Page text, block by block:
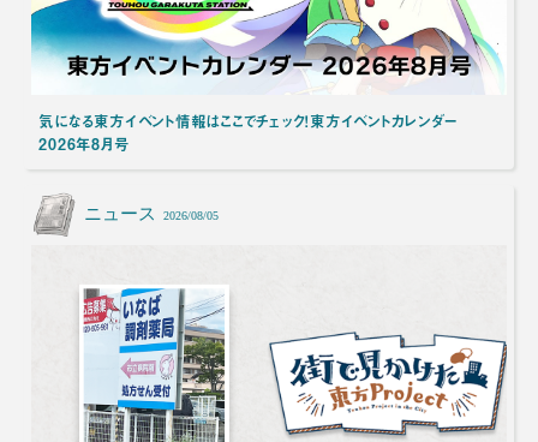
気になる東方イベント情報はここでチェック！東方イベントカレンダー
2026年8月号
ニュース 2026/08/05